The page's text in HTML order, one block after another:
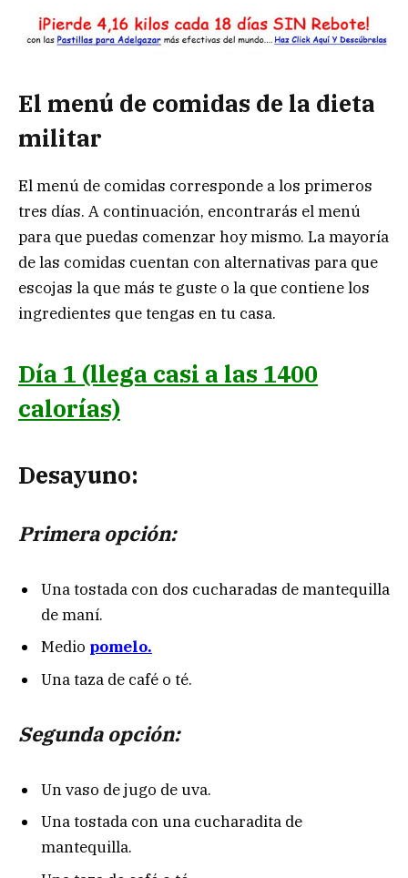
El menú de comidas de la dieta
militar
El menú de comidas corresponde a los primeros
tres días. A continuación, encontrarás el menú
para que puedas comenzar hoy mismo. La mayoría
de las comidas cuentan con alternativas para que
escojas la que más te guste o la que contiene los
ingredientes que tengas en tu casa.
Día 1 (llega casi a las 1400
calorías)
Desayuno:
Primera opción:
Una tostada con dos cucharadas de mantequilla
de maní.
Medio pomelo.
Una taza de café o té.
Segunda opción:
Un vaso de jugo de uva.
Una tostada con una cucharadita de
mantequilla.